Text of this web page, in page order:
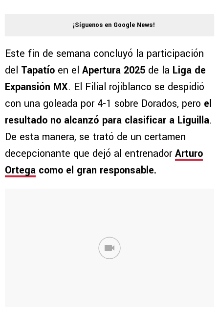
¡Síguenos en Google News!
Este fin de semana concluyó la participación
del Tapatío en el Apertura 2025 de la Liga de
Expansión MX. El Filial rojiblanco se despidió
con una goleada por 4-1 sobre Dorados, pero el
resultado no alcanzó para clasificar a Liguilla.
De esta manera, se trató de un certamen
decepcionante que dejó al entrenadorArturo
Ortega como el gran responsable.